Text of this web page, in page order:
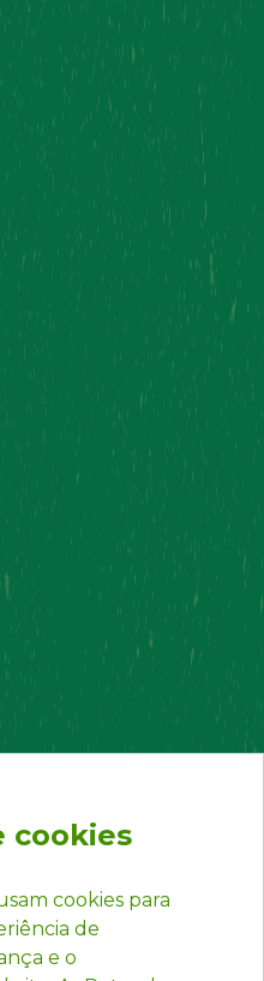
cookies
cookies para
de
e o